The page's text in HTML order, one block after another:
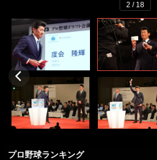
2 / 18
プロ野球ランキング